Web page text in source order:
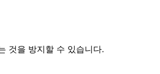
것을 방지할 수 있습니다.